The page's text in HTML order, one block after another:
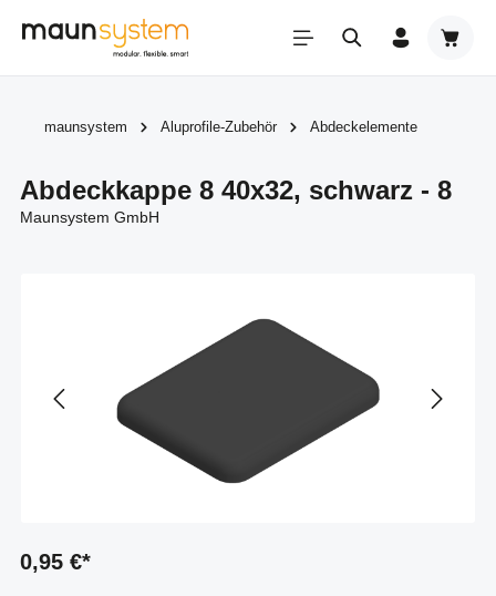
Zum Hauptinhalt springen
maunsystem Aluprofile-Zubehör Abdeckelemente
Abdeckkappe 8 40x32, schwarz - 8
Maunsystem GmbH
0,95 €*